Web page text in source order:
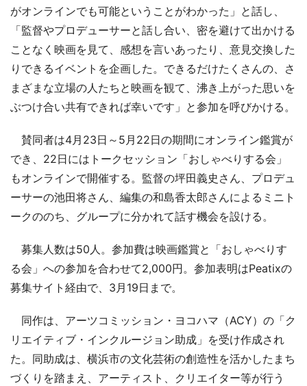
がオンラインでも可能ということがわかった」と話し、
「監督やプロデューサーと話し合い、密を避けて出かける
ことなく映画を見て、感想を言いあったり、意見交換した
りできるイベントを企画した。できるだけたくさんの、さ
まざまな立場の人たちと映画を観て、沸き上がった思いを
ぶつけ合い共有できれば幸いです」と参加を呼びかける。
賛同者は4月23日～5月22日の期間にオンライン鑑賞が
でき、22日にはトークセッション「おしゃべりする会」
もオンラインで開催する。監督の坪田義史さん、プロデュ
ーサーの池田将さん、編集の和島香太郎さんによるミニト
ークののち、グループに分かれて話す機会を設ける。
募集人数は50人。参加費は映画鑑賞と「おしゃべりす
る会」への参加を合わせて2,000円。参加表明はPeatixの
募集サイト経由で、3月19日まで。
同作は、アーツコミッション・ヨコハマ（ACY）の「ク
リエイティブ・インクルージョン助成」を受け作成され
た。同助成は、横浜市の文化芸術の創造性を活かしたまち
づくりを踏まえ、アーティスト、クリエイター等が行う